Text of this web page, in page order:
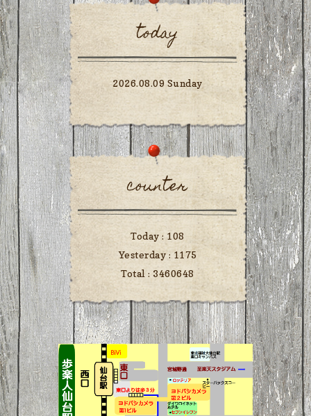
today
2026.08.09 Sunday
counter
Today : 108
Yesterday : 1175
Total : 3460648